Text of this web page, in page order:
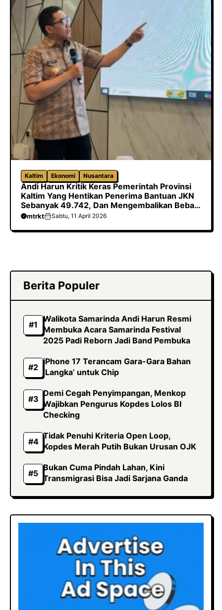
Kaltim Ekonomi Nusantara
Andi Harun Kritik Keras Pemerintah Provinsi
Kaltim Yang Hentikan Penerima Bantuan JKN
Sebanyak 49.742, Dan Mengembalikan Beban
Biaya Ke Kabupaten/Kota
mtrkt Sabtu, 11 April 2026
Berita Populer
Walikota Samarinda Andi Harun Resmi
Membuka Acara Samarinda Festival
2025 Padi Reborn Jadi Band Pembuka
iPhone 17 Terancam Gara-Gara Bahan
‘Langka’ untuk Chip
Demi Cegah Penyimpangan, Menkop
Wajibkan Pengurus Kopdes Lolos BI
Checking
Tidak Penuhi Kriteria Open Loop,
Kopdes Merah Putih Bukan Urusan OJK
Bukan Cuma Pindah Lahan, Kini
Transmigrasi Bisa Jadi Sarjana Ganda